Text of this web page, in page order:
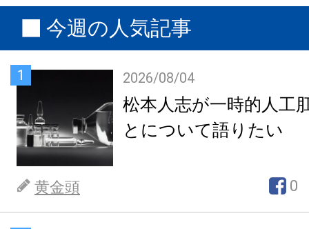
今週の人気記事
1 2026/08/04
松本人志が一時的人工
とについて語りたい
黄金頭 0